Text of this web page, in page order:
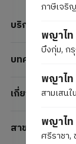
บริการ
บทความ
เกี่ยวกับเรา
สาขาโรงพยาบ
ภาษีเจริ
พญาไท
บึงกุ่ม, ก
พญาไท
สามเสน
พญาไท
ศรีราชา,